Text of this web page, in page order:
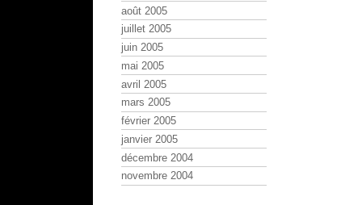
août 2005
juillet 2005
juin 2005
mai 2005
avril 2005
mars 2005
février 2005
janvier 2005
décembre 2004
novembre 2004